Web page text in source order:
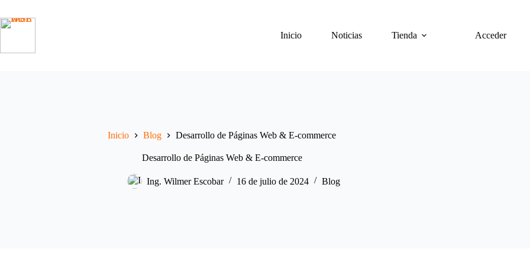
contenido
Inicio
Noticias Tienda Acceder
Inicio Blog Desarrollo de Páginas Web & E-commerce
Desarrollo de Páginas Web & E-commerce
Ing. Wilmer Escobar 16 de julio de 2024 Blog